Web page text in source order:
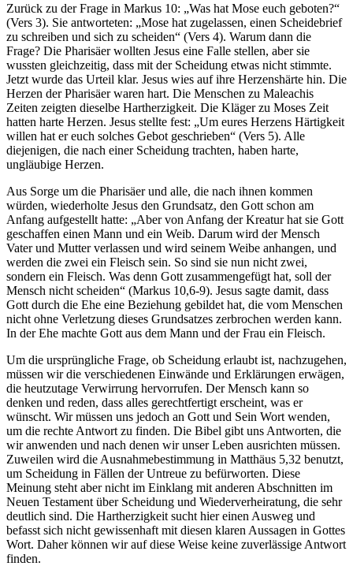
Zurück zu der Frage in Markus 10: „Was hat Mose euch geboten?“
(Vers 3). Sie antworteten: „Mose hat zugelassen, einen Scheidebrief
zu schreiben und sich zu scheiden“ (Vers 4). Warum dann die
Frage? Die Pharisäer wollten Jesus eine Falle stellen, aber sie
wussten gleichzeitig, dass mit der Scheidung etwas nicht stimmte.
Jetzt wurde das Urteil klar. Jesus wies auf ihre Herzenshärte hin. Die
Herzen der Pharisäer waren hart. Die Menschen zu Maleachis
Zeiten zeigten dieselbe Hartherzigkeit. Die Kläger zu Moses Zeit
hatten harte Herzen. Jesus stellte fest: „Um eures Herzens Härtigkeit
willen hat er euch solches Gebot geschrieben“ (Vers 5). Alle
diejenigen, die nach einer Scheidung trachten, haben harte,
ungläubige Herzen.
Aus Sorge um die Pharisäer und alle, die nach ihnen kommen
würden, wiederholte Jesus den Grundsatz, den Gott schon am
Anfang aufgestellt hatte: „Aber von Anfang der Kreatur hat sie Gott
geschaffen einen Mann und ein Weib. Darum wird der Mensch
Vater und Mutter verlassen und wird seinem Weibe anhangen, und
werden die zwei ein Fleisch sein. So sind sie nun nicht zwei,
sondern ein Fleisch. Was denn Gott zusammengefügt hat, soll der
Mensch nicht scheiden“ (Markus 10,6-9). Jesus sagte damit, dass
Gott durch die Ehe eine Beziehung gebildet hat, die vom Menschen
nicht ohne Verletzung dieses Grundsatzes zerbrochen werden kann.
In der Ehe machte Gott aus dem Mann und der Frau ein Fleisch.
Um die ursprüngliche Frage, ob Scheidung erlaubt ist, nachzugehen,
müssen wir die verschiedenen Einwände und Erklärungen erwägen,
die heutzutage Verwirrung hervorrufen. Der Mensch kann so
denken und reden, dass alles gerechtfertigt erscheint, was er
wünscht. Wir müssen uns jedoch an Gott und Sein Wort wenden,
um die rechte Antwort zu finden. Die Bibel gibt uns Antworten, die
wir anwenden und nach denen wir unser Leben ausrichten müssen.
Zuweilen wird die Ausnahmebestimmung in Matthäus 5,32 benutzt,
um Scheidung in Fällen der Untreue zu befürworten. Diese
Meinung steht aber nicht im Einklang mit anderen Abschnitten im
Neuen Testament über Scheidung und Wiederverheiratung, die sehr
deutlich sind. Die Hartherzigkeit sucht hier einen Ausweg und
befasst sich nicht gewissenhaft mit diesen klaren Aussagen in Gottes
Wort. Daher können wir auf diese Weise keine zuverlässige Antwort
finden.